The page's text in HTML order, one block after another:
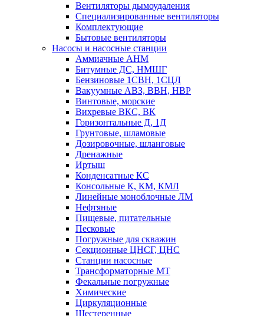
Вентиляторы дымоудаления
Специализированные вентиляторы
Комплектующие
Бытовые вентиляторы
Насосы и насосные станции
Аммиачные АНМ
Битумные ДС, НМШГ
Бензиновые 1СВН, 1СЦЛ
Вакуумные АВЗ, ВВН, НВР
Винтовые, морские
Вихревые ВКС, ВК
Горизонтальные Д, 1Д
Грунтовые, шламовые
Дозировочные, шланговые
Дренажные
Иртыш
Конденсатные КС
Консольные К, КМ, КМЛ
Линейные моноблочные ЛМ
Нефтяные
Пищевые, питательные
Песковые
Погружные для скважин
Секционные ЦНСГ, ЦНС
Станции насосные
Трансформаторные МТ
Фекальные погружные
Химические
Циркуляционные
Шестеренные